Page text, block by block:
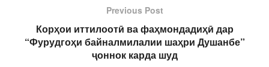
Previous Post
Корҳои иттилоотӣ ва фаҳмондадиҳӣ дар
“Фурудгоҳи байналмилалии шаҳри Душанбе”
ҷоннок карда шуд